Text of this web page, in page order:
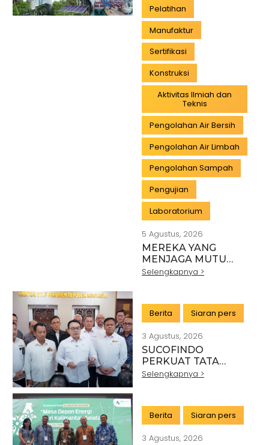
Pelatihan
Manufaktur
Sertifikasi
Konstruksi
Aktivitas Ilmiah dan
Teknis
Pengolahan Air Bersih
Pengolahan Air Limbah
Pengolahan Sampah
Pengujian
Laboratorium
5 Agustus, 2026
MEREKA YANG
MENJAGA MUTU
INDONESIA:
INDUSTRI
Selengkapnya >
Berita Siaran pers
3 Agustus, 2026
SUCOFINDO
PERKUAT TATA
KELOLA EKSPOR
DENGAN KSP DAN
DANANTARA
Selengkapnya >
Berita Siaran pers
3 Agustus, 2026